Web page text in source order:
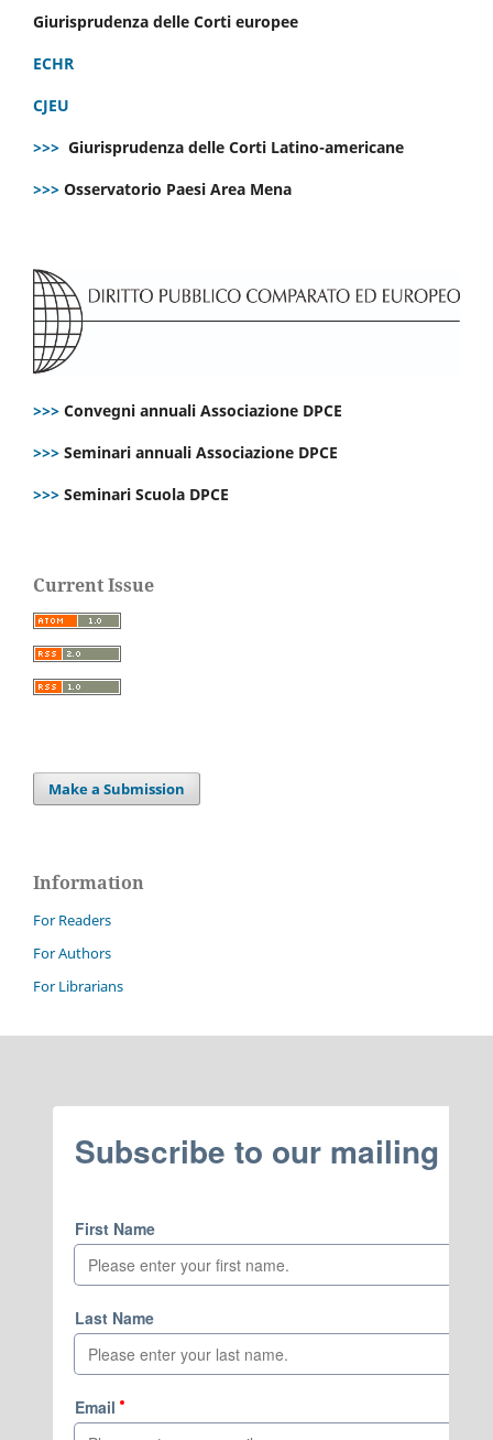
Giurisprudenza delle Corti europee
ECHR
CJEU
>>> Giurisprudenza delle Corti Latino-americane
>>> Osservatorio Paesi Area Mena
>>> Convegni annuali Associazione DPCE
>>> Seminari annuali Associazione DPCE
>>> Seminari Scuola DPCE
Current Issue
Make a Submission
Information
For Readers
For Authors
For Librarians